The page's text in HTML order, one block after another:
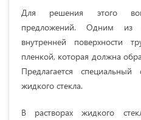
Для решения этого
предложений. Одним из
внутренней поверхности
пленкой, которая должна
Предлагается
жидкого стекла.
В растворах жидкого